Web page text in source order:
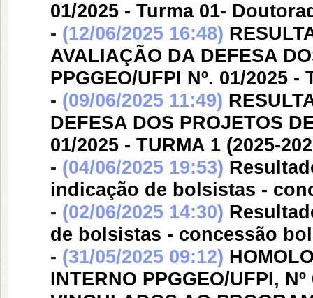
01/2025 - Turma 01-
- (12/06/2025 16:48)
AVALIAÇÃO DA DEFESA
PPGGEO/UFPI Nº. 01/2025 -
- (09/06/2025 11:49)
DEFESA DOS PROJETOS
01/2025 - TURMA 1 (2025-
- (04/06/2025 19:53)
indicação de bolsistas -
- (02/06/2025 14:30)
de bolsistas - concessão
- (31/05/2025 09:12)
INTERNO PPGGEO/UFPI,